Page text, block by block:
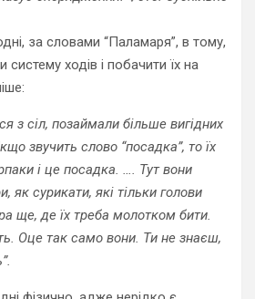
за словами “Паламаря”, в тому,
ходів і побачити їх на
з сіл, позаймали більше вигідних
звучить слово “посадка”, то їх
і це посадка. …. Тут вони
як сурикати, які тільки голови
ще, де їх треба молотком бити.
Оце так само вони. Ти не знаєш,